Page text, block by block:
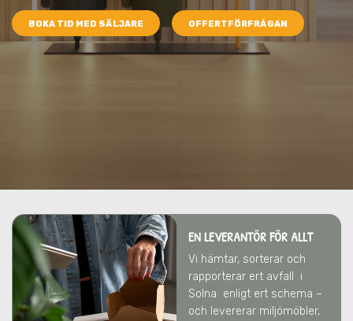
BOKA TID MED SÄLJARE OFFERTFÖRFRÅGAN
EN LEVERANTÖR FÖR ALLT
Vi hämtar, sorterar och
rapporterar ert avfall
i
Solna enligt ert schema –
och levererar miljömöbler,